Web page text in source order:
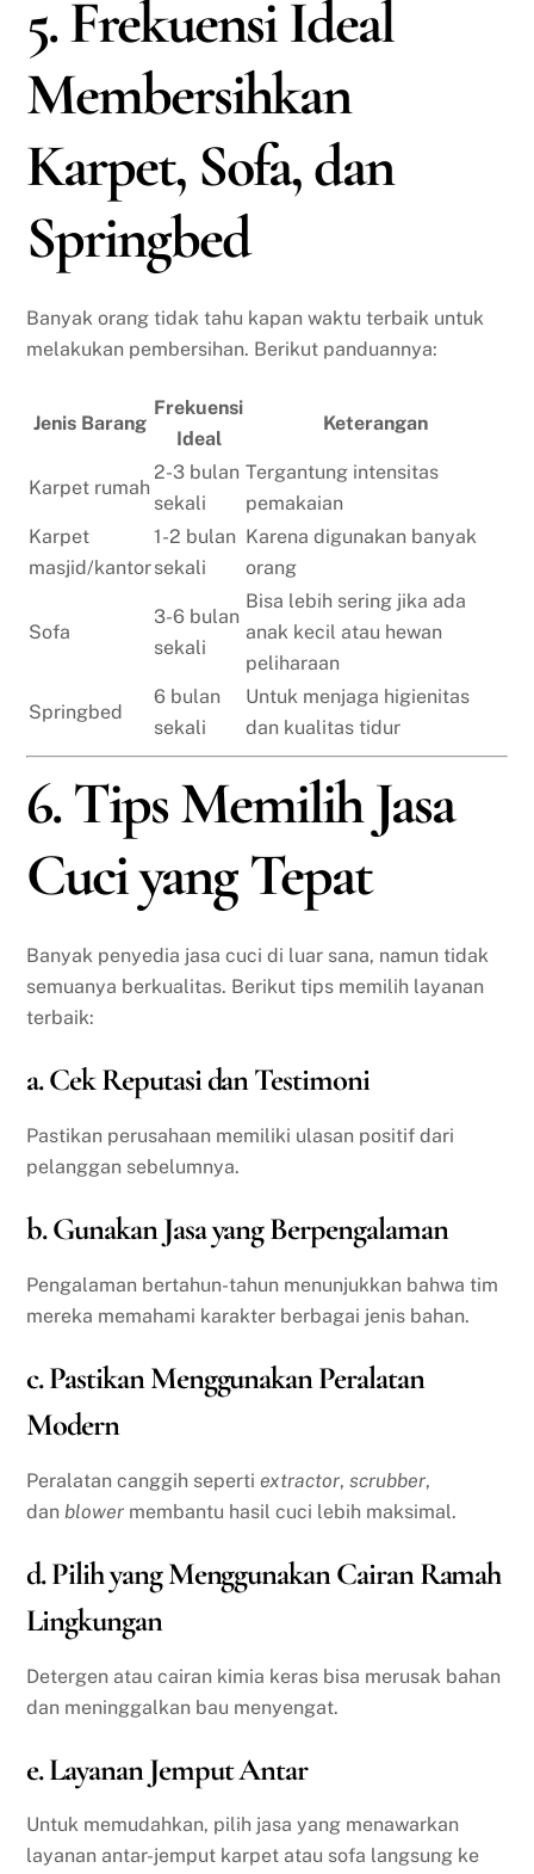
5. Frekuensi Ideal
Membersihkan
Karpet, Sofa, dan
Springbed
Banyak orang tidak tahu kapan waktu terbaik untuk
melakukan pembersihan. Berikut panduannya:
Jenis Barang
Frekuensi
Ideal
Keterangan
Karpet rumah
2-3 bulan
sekali
Tergantung intensitas
pemakaian
Karpet
masjid/kantor
1-2 bulan
sekali
Karena digunakan banyak
orang
Sofa
3-6 bulan
sekali
Bisa lebih sering jika ada
anak kecil atau hewan
peliharaan
Springbed
6 bulan
sekali
Untuk menjaga higienitas
dan kualitas tidur
6. Tips Memilih Jasa
Cuci yang Tepat
Banyak penyedia jasa cuci di luar sana, namun tidak
semuanya berkualitas. Berikut tips memilih layanan
terbaik:
a. Cek Reputasi dan Testimoni
Pastikan perusahaan memiliki ulasan positif dari
pelanggan sebelumnya.
b. Gunakan Jasa yang Berpengalaman
Pengalaman bertahun-tahun menunjukkan bahwa tim
mereka memahami karakter berbagai jenis bahan.
c. Pastikan Menggunakan Peralatan
Modern
Peralatan canggih sepertiextractor,scrubber,
dan blower membantu hasil cuci lebih maksimal.
d. Pilih yang Menggunakan Cairan Ramah
Lingkungan
Detergen atau cairan kimia keras bisa merusak bahan
dan meninggalkan bau menyengat.
e. Layanan Jemput Antar
Untuk memudahkan, pilih jasa yang menawarkan
layanan antar-jemput karpet atau sofa langsung ke